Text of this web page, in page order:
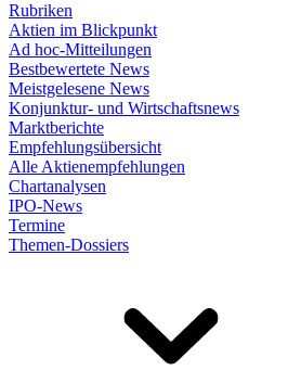
Rubriken
Aktien im Blickpunkt
Ad hoc-Mitteilungen
Bestbewertete News
Meistgelesene News
Konjunktur- und Wirtschaftsnews
Marktberichte
Empfehlungsübersicht
Alle Aktienempfehlungen
Chartanalysen
IPO-News
Termine
Themen-Dossiers